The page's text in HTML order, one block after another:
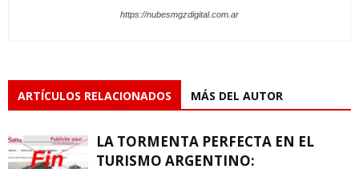
https://nubesmgzdigital.com.ar
ARTÍCULOS RELACIONADOS MÁS DEL AUTOR
LA TORMENTA PERFECTA EN EL
TURISMO ARGENTINO: